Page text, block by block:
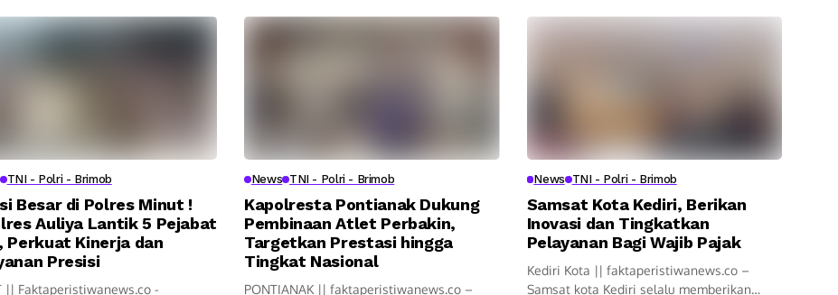
TNI - Polri - Brimob
Besar di Polres Minut !
Auliya Lantik 5 Pejabat
Perkuat Kinerja dan
Presisi
|| Faktaperistiwanews.co -
News TNI - Polri - Brimob
Kapolresta Pontianak Dukung
Pembinaan Atlet Perbakin,
Targetkan Prestasi hingga
Tingkat Nasional
PONTIANAK || faktaperistiwanews.co –
News TNI - Polri - Brimob
Samsat Kota Kediri, Berikan
Inovasi dan Tingkatkan
Pelayanan Bagi Wajib Pajak
Kediri Kota || faktaperistiwanews.co –
Samsat kota Kediri selalu memberikan